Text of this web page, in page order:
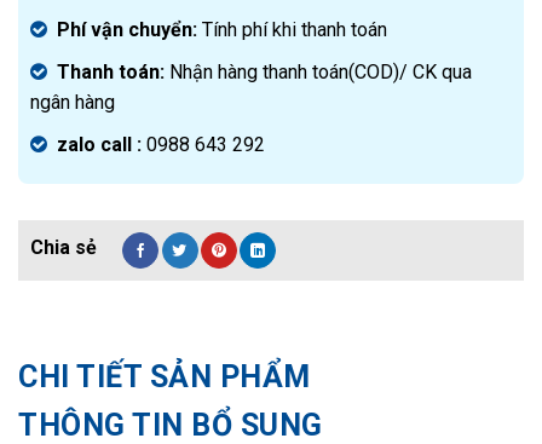
Phí vận chuyển: Tính phí khi thanh toán
Thanh toán: Nhận hàng thanh toán(COD)/ CK qua
ngân hàng
zalo call : 0988 643 292
CHI TIẾT SẢN PHẨM
THÔNG TIN BỔ SUNG